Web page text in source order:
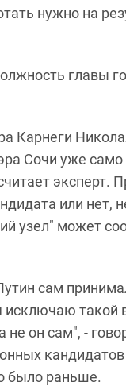
нужно на
главы
Карнеги
Сочи уже
эксперт.
или нет,
узел" может
сам
исключаю такой
он сам", -
было раньше.